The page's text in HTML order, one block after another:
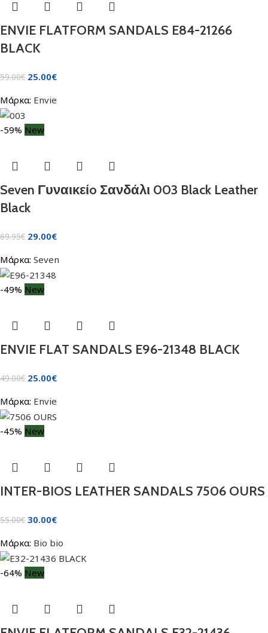
ENVIE FLATFORM SANDALS E84-21266
BLACK
59.00€ 25.00€
Μάρκα: Envie
-59% New
Seven Γυναικείo Σανδάλι 003 Black Leather
Black
69.95€ 29.00€
Μάρκα: Seven
-49% New
ENVIE FLAT SANDALS E96-21348 BLACK
49.00€ 25.00€
Μάρκα: Envie
-45% New
INTER-BIOS LEATHER SANDALS 7506 OURS
55.00€ 30.00€
Μάρκα: Bio bio
-64% New